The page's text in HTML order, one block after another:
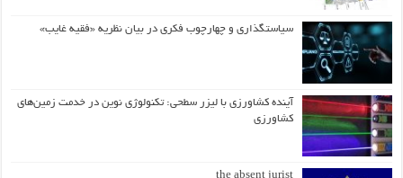
سیاستگذاری و چهارچوب فکری در بیان نظریه «فقیه غایب»
آینده کشاورزی با لیزر سطحی: تکنولوژی نوین در خدمت زمین‌های
کشاورزی
the absent jurist